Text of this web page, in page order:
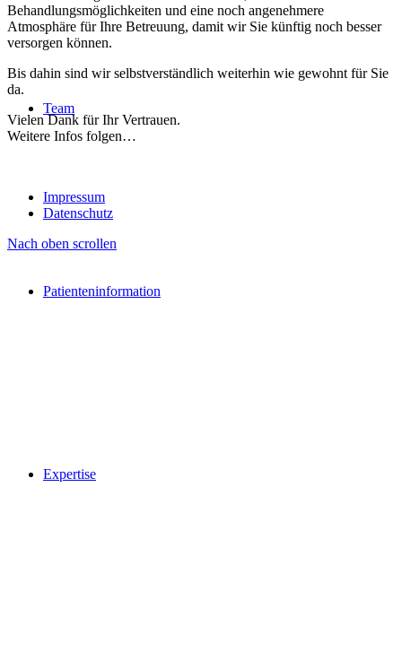
Team
Patienteninformation
Expertise
Behandlungsmöglichkeiten und eine noch angenehmere
Atmosphäre für Ihre Betreuung, damit wir Sie künftig noch besser
versorgen können.
Bis dahin sind wir selbstverständlich weiterhin wie gewohnt für Sie
da.
Vielen Dank für Ihr Vertrauen.
Weitere Infos folgen…
Impressum
Datenschutz
Nach oben scrollen